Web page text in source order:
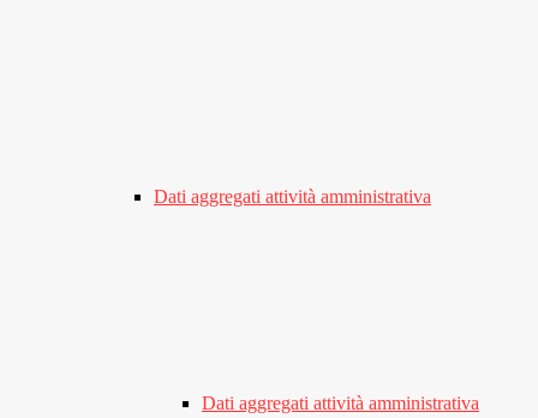
Dati aggregati attività amministrativa
Dati aggregati attività amministrativa